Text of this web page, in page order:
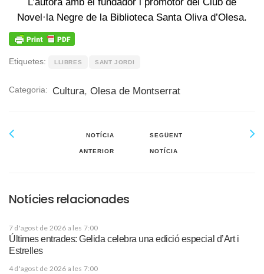
Novel·la Negre de la Biblioteca Santa Oliva d’Olesa.
Etiquetes: LLIBRES SANT JORDI
Categoria: Cultura, Olesa de Montserrat
NOTÍCIA
ANTERIOR
SEGÜENT
NOTÍCIA
Notícies relacionades
7 d'agost de 2026 a les 7:00
Últimes entrades: Gelida celebra una edició especial d’Art i
Estrelles
4 d'agost de 2026 a les 7:00